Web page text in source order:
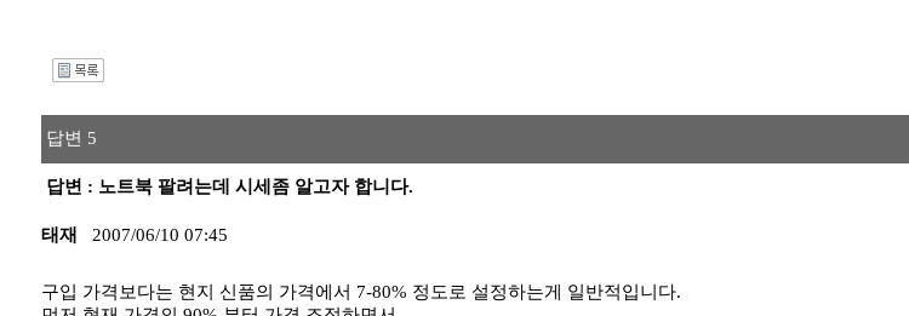
답변 5
답변 : 노트북 팔려는데 시세좀 알고자 합니다.
태재 2007/06/10 07:45
구입 가격보다는 현지 신품의 가격에서 7-80% 정도로 설정하는게 일반적입니다.